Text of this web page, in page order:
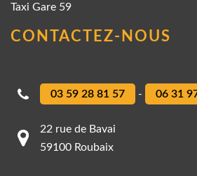
Taxi Gare 59
CONTACTEZ-NOUS
03 59 28 81 57 - 06 31
22 rue de Bavai
59100 Roubaix